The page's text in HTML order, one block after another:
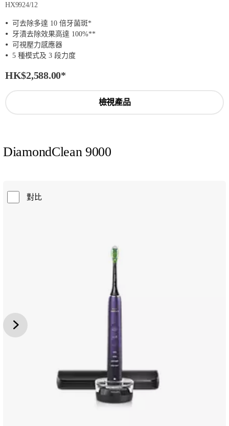
HX9924/12
可去除多達 10 倍牙菌斑*
牙漬去除效果高達 100%**
可視壓力感應器
5 種模式及 3 段力度
HK$2,588.00*
檢視產品
DiamondClean 9000
對比